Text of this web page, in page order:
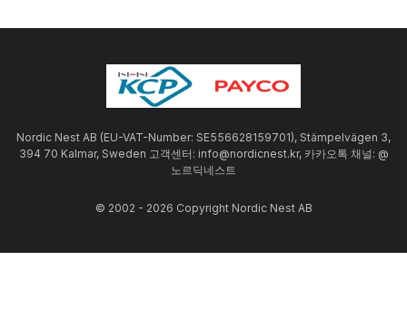
Nordic Nest AB (EU-VAT-Number: SE556628159701), Stämpelvägen 3,
394 70 Kalmar, Sweden 고객센터: info@nordicnest.kr, 카카오톡 채널: @
노르딕네스트
© 2002 - 2026 Copyright Nordic Nest AB